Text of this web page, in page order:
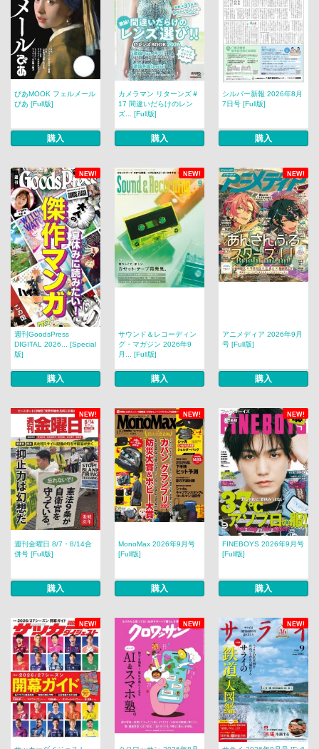
ぴあMOOK フェルメール
ぴあ [Full版]
購入
カメラマン リターンズ＃
17 間違いだらけのレン
ズ... [Full版]
購入
シルバー新報 2026年8月
7日号 [Full版]
購入
NEW! NEW! NEW!
週刊GoodsPress
DIGITAL 2026... [Special
版]
購入
サウンド＆レコーディン
グ・マガジン 2026年9
月... [Full版]
購入
アニメディア 2026年9月
号 [Full版]
購入
NEW! NEW! NEW!
週刊金曜日 8/7・8/14合
併号 [Full版]
購入
MonoMax 2026年9月号
[Full版]
購入
FINEBOYS 2026年9月号
[Full版]
購入
NEW! NEW! NEW!